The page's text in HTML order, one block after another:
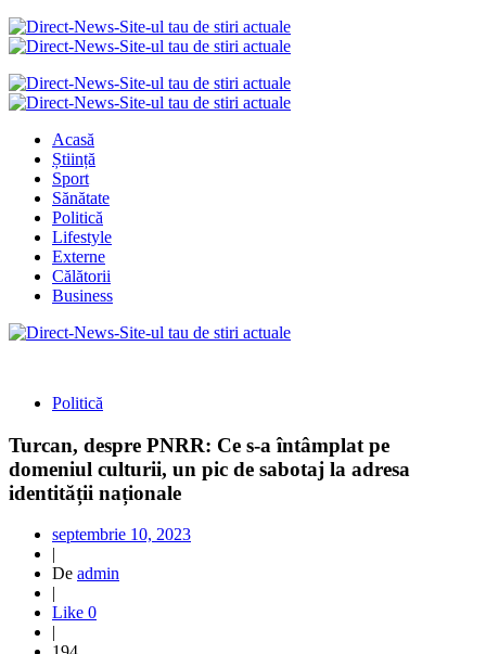
Acasă
Știință
Sport
Sănătate
Politică
Lifestyle
Externe
Călătorii
Business
Politică
Turcan, despre PNRR: Ce s-a întâmplat pe
domeniul culturii, un pic de sabotaj la adresa
identității naționale
septembrie 10, 2023
|
De admin
|
Like 0
|